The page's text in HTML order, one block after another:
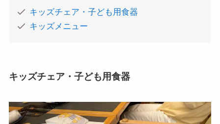
キッズチェア・子ども用食器
キッズメニュー
キッズチェア・子ども用食器